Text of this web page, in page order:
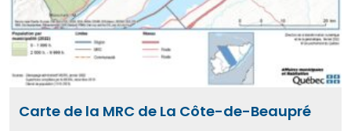
Carte de la MRC de La Côte-de-Beaupré